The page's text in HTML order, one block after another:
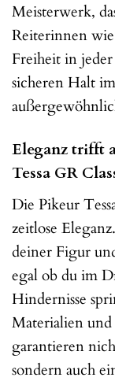
Meisterwerk,
Reiterinnen
Freiheit in
sicheren Halt
Eleganz trifft
Tessa GR
Die Pikeur
zeitlose
deiner Figur
egal ob du im
Hindernisse
Materialien
garantieren
sondern auch